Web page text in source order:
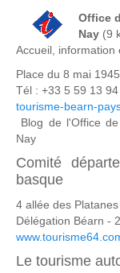
Office
Nay (9
Accueil,
Place du 8 mai
Tél : +33 5 59 13 94
tourisme-bearn-
Blog de l'Office
Nay
Comité
basque
4 allée des
Délégation Béarn -
Le tourisme